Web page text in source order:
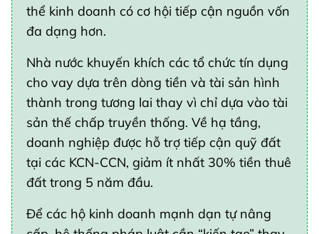
thể kinh doanh có cơ hội tiếp cận nguồn vốn
đa dạng hơn.
Nhà nước khuyến khích các tổ chức tín dụng
cho vay dựa trên dòng tiền và tài sản hình
thành trong tương lai thay vì chỉ dựa vào tài
sản thế chấp truyền thống. Về hạ tầng,
doanh nghiệp được hỗ trợ tiếp cận quỹ đất
tại các KCN-CCN, giảm ít nhất 30% tiền thuê
đất trong 5 năm đầu.
Để các hộ kinh doanh mạnh dạn tự nâng